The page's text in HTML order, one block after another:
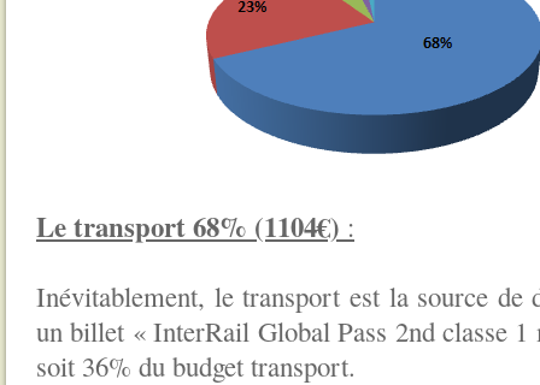
Le transport 68% (1104€) :
Inévitablement, le transport est la source de
un billet « InterRail Global Pass 2nd classe
soit 36% du budget transport.